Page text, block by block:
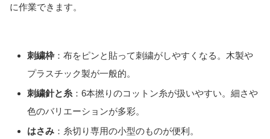
に作業できます。
刺繍枠：布をピンと貼って刺繍がしやすくなる。木製や
プラスチック製が一般的。
刺繍針と糸 ：6本撚りのコットン糸が扱いやすい。細さや
色のバリエーションが多彩。
はさみ ：糸切り専用の小型のものが便利。